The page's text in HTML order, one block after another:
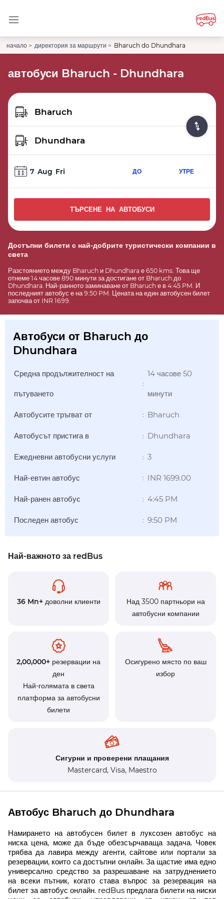
начало > директория за маршрути > Bharuch do Dhundhara
автобуси Bharuch - Dhundhara
7 Aug Fri ДО УТРЕ
ТЪРСЕНЕ НА АВТОБУСИ
Достъпни билети с най-добрите туристически компании в
света
Разстоянието между Bharuch и Dhundhara е 650 kms. Това ще
отнеме 14 часове 890 минути за достигане от Bharuch до
Dhundhara. Най-ранното заминаване от Bharuch е в 4:45 PM. И
последният автобус е на 9:50 PM. Цената на един автобусен билет
започва от INR 1699.
Автобуси от Bharuch до
Dhundhara
Средна продължителност на
пътуването
:
14 часове 50
минути
Автобусите тръгват от : Bharuch
Автобусът пристига в : Dhundhara
Ежедневни автобусни услуги : 3
Най-евтин автобус : INR 1699.00
Най-ранен автобус : 4:45 PM
Последен автобус : 9:50 PM
Най-важното за redBus
36 Mn+доволни клиенти
Над 3500 партньори на
автобусни компании
2,00,000+ резервации на
ден
Най-голямата в света
платформа за автобусни
билети
Осигурено място по ваш
избор
Сигурни и проверени плащания
Mastercard, Visa, Maestro
Автобус Bharuch до Dhundhara
Намирането на автобусен билет в луксозен автобус на
ниска цена, може да бъде обезсърчаваща задача. Човек
трябва да лавира между агенти, сайтове или портали за
резервации, които са достъпни онлайн. За щастие има едно
универсално средство за разрешаване на затруднението
на всеки пътник, когато става въпрос за резервация на
билет за автобус онлайн. redBus предлага билети на ниски